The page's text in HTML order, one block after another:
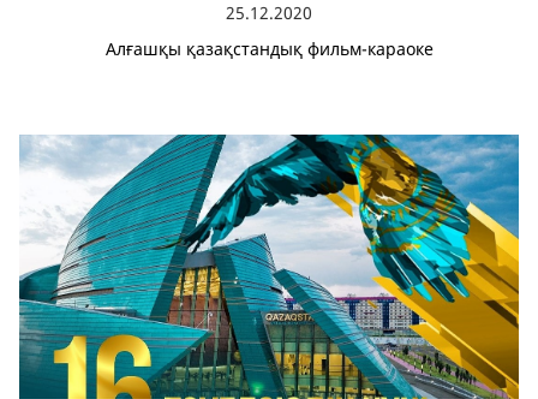
25.12.2020
Алғашқы қазақстандық фильм-караоке